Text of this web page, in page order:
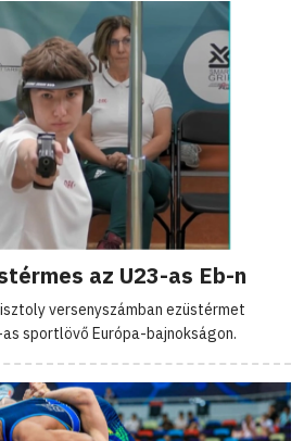
az U23-as Eb-n
versenyszámban ezüstérmet
sportlövő Európa-bajnokságon.